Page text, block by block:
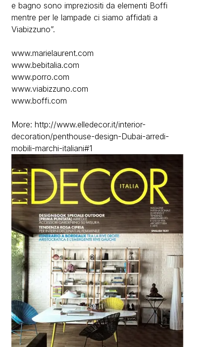
e bagno sono impreziositi da elementi Boffi
mentre per le lampade ci siamo affidati a
Viabizzuno”.
www.marielaurent.com
www.bebitalia.com
www.porro.com
www.viabizzuno.com
www.boffi.com
More: http://www.elledecor.it/interior-
decoration/penthouse-design-Dubai-arredi-
mobili-marchi-italiani#1